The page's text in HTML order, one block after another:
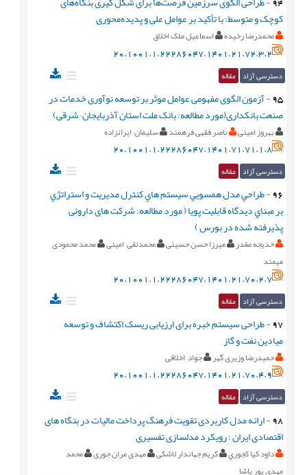
کوچک و متوسط: با تأکید بر عوامل علی و پدیده‌محوری
محمدرضا رخیده اسماعیل ملک اخلاق
20.1001.1.22286047.1401.21.72.3.2
دسترسی آزاد مقاله
95
-آزمون الگوی مفهومی عوامل موثر بر توسعه نوآوری خدمات در
صنعت بانکداری(مورد مطالعه: بانک ملت استان آذربایجان¬شرقی)
بهروز امینی ناصر فقهی فرهمند سلیمان ایرانزاده
20.1001.1.22286047.1401.71.71.1.8
دسترسی آزاد مقاله
96
-طراحي مدل همسويي سيستم هاي كنترل مديريت و استراتژي
بر مبناي ديدگاه قابليت پويا ( مورد مطالعه: شرکت های داروئی
پذیرفته شده در بورس )
خدیجه مقدر میرزا حسن حسینی محمدتقی امینی محمد محمودی
میمند
20.1001.1.22286047.1401.21.70.2.7
دسترسی آزاد مقاله
97
-طراحی سیستم خبره برای ارزیابی ریسک اکتشاف و ‏توسعه
میادین نفت و گاز
حمیدرضا وزیری گهر جواد اخلاقی
20.1001.1.22286047.1401.21.70.4.9
دسترسی آزاد مقاله
98
-ارائه مدل کاربردی تقویت فرهنگ پرداخت مالیات در بنگاه های
اقتصادی ایران : رویکرد مدلسازی تفسیری
داود كيا كجوري کریم جهاندار لاشکی مهدی مران جوری
محمد
مهدی پور پاشا